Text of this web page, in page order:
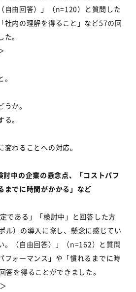
自由回答）」（n=120）と質問した
社内の理解を得ること」など57の回
。
か。
。
変わることへの対応。
討中の企業の懸念点、「コストパフ
までに時間がかかる」など
である」「検討中」と回答した方
ポル）の導入に際し、懸念に感じてい
。（自由回答）」（n=162）と質問
フォーマンス」や「慣れるまでに時
答を得ることができました。